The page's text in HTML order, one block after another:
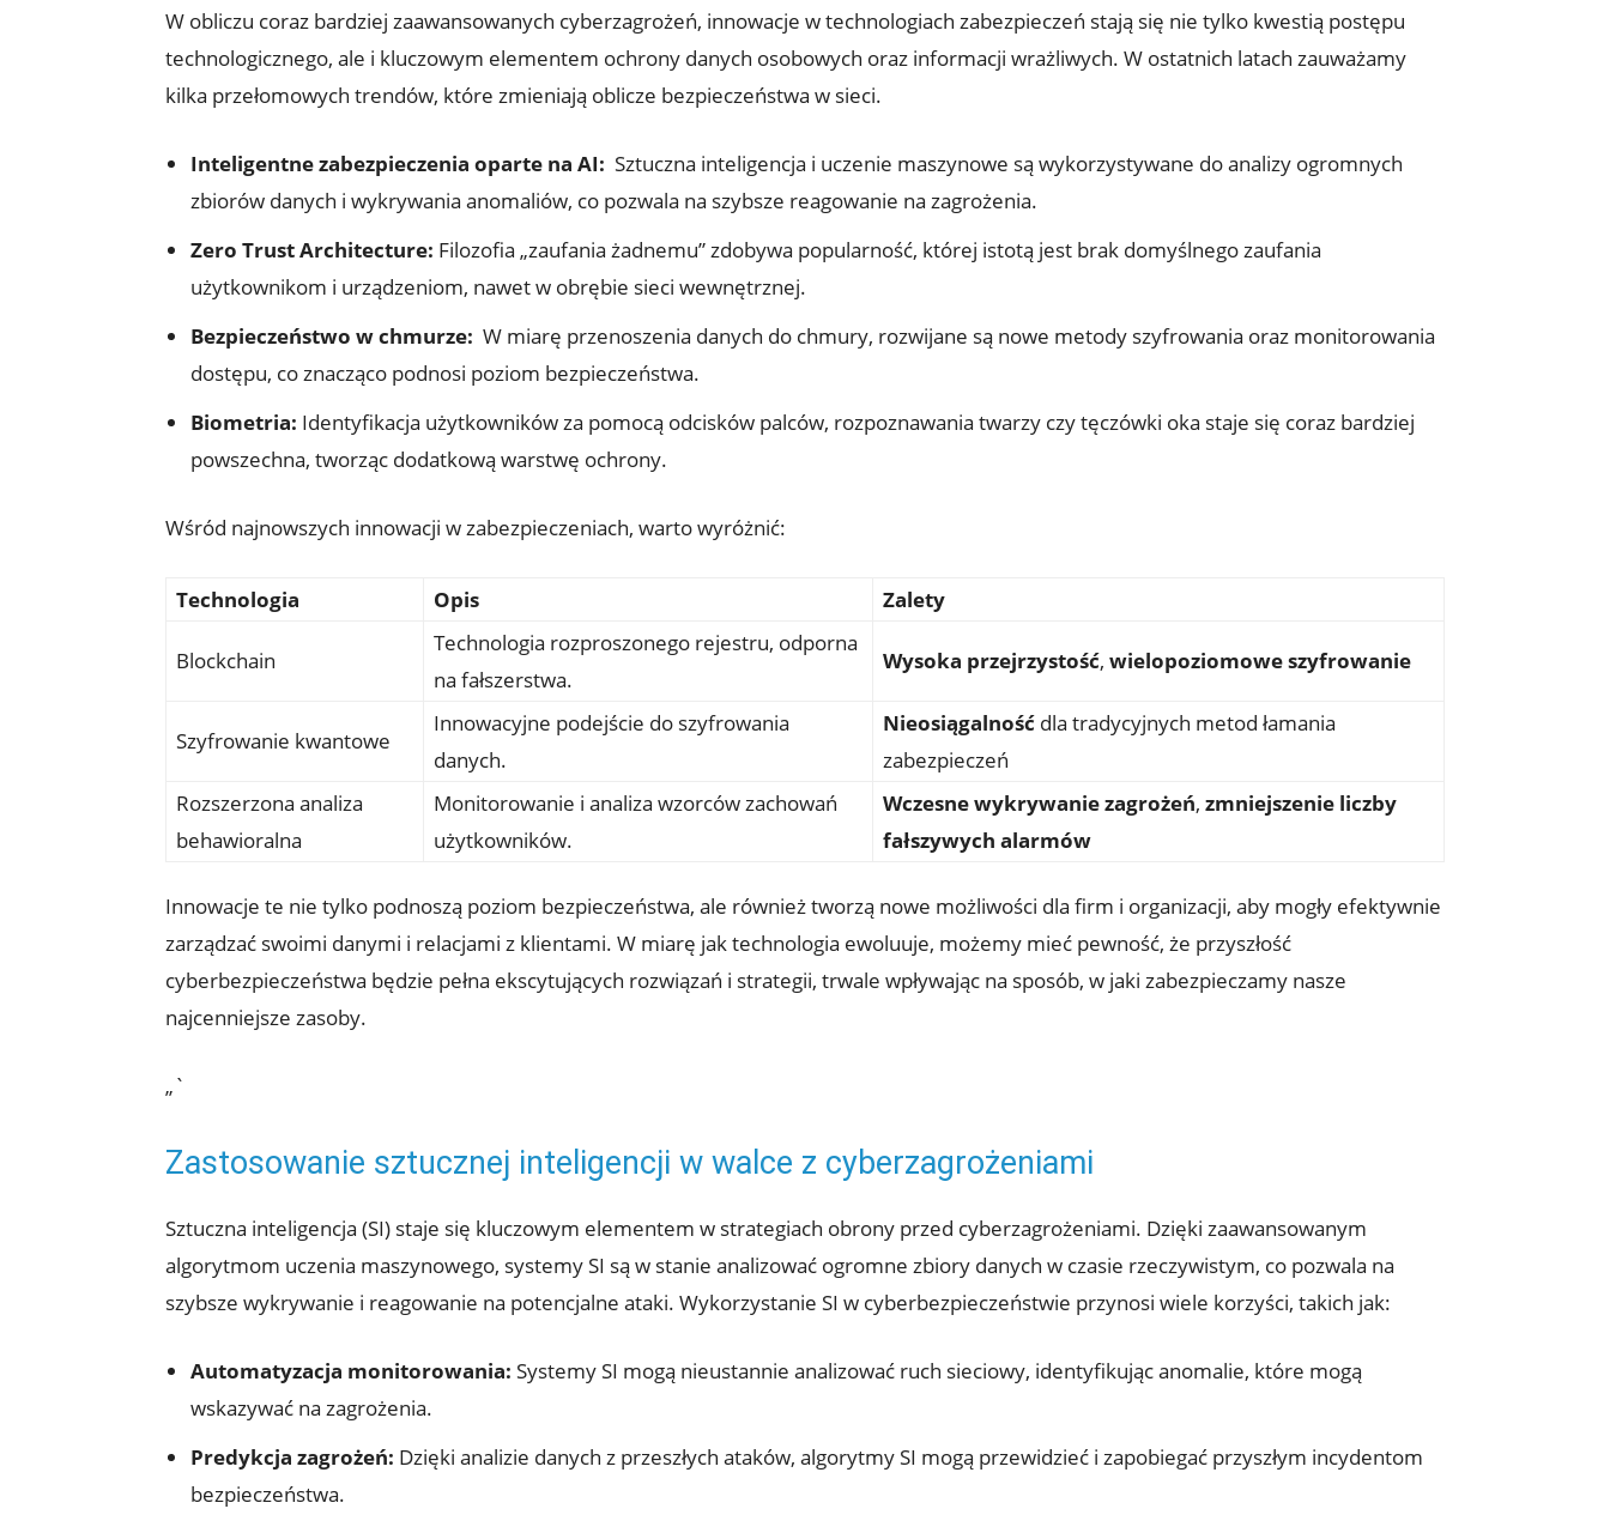
W obliczu coraz ⁣bardziej zaawansowanych cyberzagrożeń, innowacje w technologiach zabezpieczeń stają ‌się nie tylko kwestią postępu
technologicznego, ale i kluczowym elementem‌ ochrony danych⁣ osobowych ⁢oraz informacji‌ wrażliwych. W ostatnich latach ​zauważamy
kilka przełomowych trendów, które ​zmieniają oblicze⁤ bezpieczeństwa w sieci.
Inteligentne zabezpieczenia ⁢oparte na AI: ​ Sztuczna⁤ inteligencja i uczenie maszynowe są wykorzystywane do analizy ​ogromnych
zbiorów danych i wykrywania anomaliów, co‌ pozwala na szybsze reagowanie na zagrożenia.
Zero Trust Architecture: Filozofia „zaufania⁤ żadnemu” zdobywa popularność, której⁤ istotą jest brak domyślnego zaufania
użytkownikom i urządzeniom, ​nawet w obrębie sieci wewnętrznej.
Bezpieczeństwo w chmurze: ‌ W miarę przenoszenia ⁤danych do chmury, rozwijane są nowe metody szyfrowania⁣ oraz ​monitorowania
dostępu, co znacząco podnosi poziom bezpieczeństwa.
Biometria: Identyfikacja użytkowników‍ za pomocą‍ odcisków ‌palców, rozpoznawania⁣ twarzy czy tęczówki oka staje się coraz‌ bardziej
⁢powszechna, tworząc dodatkową warstwę ochrony.
Wśród najnowszych​ innowacji w zabezpieczeniach, warto wyróżnić:
Technologia Opis Zalety
Blockchain
Technologia​ rozproszonego rejestru, odporna
na ‍fałszerstwa.
Wysoka przejrzystość, wielopoziomowe ‌szyfrowanie
Szyfrowanie kwantowe
Innowacyjne podejście do szyfrowania
danych.
Nieosiągalność dla tradycyjnych metod łamania
zabezpieczeń
Rozszerzona analiza
behawioralna
Monitorowanie i analiza wzorców zachowań⁤
użytkowników.
Wczesne wykrywanie zagrożeń, zmniejszenie liczby
fałszywych alarmów
Innowacje te⁤ nie ⁢tylko ⁣podnoszą poziom ‌bezpieczeństwa, ale również⁢ tworzą nowe możliwości dla firm i organizacji, aby mogły efektywnie
zarządzać swoimi danymi i relacjami z klientami. W miarę jak technologia ewoluuje, możemy mieć pewność, ⁢że przyszłość
‍cyberbezpieczeństwa będzie pełna ekscytujących rozwiązań i strategii, trwale​ wpływając na sposób, w ⁢jaki ⁢zabezpieczamy nasze
najcenniejsze zasoby.
„`
Zastosowanie⁣ sztucznej inteligencji w walce‌ z cyberzagrożeniami
Sztuczna inteligencja (SI) staje⁤ się‌ kluczowym elementem w ​strategiach obrony przed cyberzagrożeniami. Dzięki zaawansowanym
‌algorytmom uczenia maszynowego, systemy⁤ SI są w stanie analizować ⁣ogromne zbiory danych w ⁢czasie rzeczywistym, co pozwala na‌
szybsze wykrywanie i reagowanie na potencjalne ataki. Wykorzystanie SI w ‌cyberbezpieczeństwie przynosi wiele korzyści, takich jak:
Automatyzacja monitorowania: Systemy SI mogą nieustannie⁢ analizować ruch ‍sieciowy, identyfikując anomalie, które mogą
wskazywać na zagrożenia.
Predykcja zagrożeń: Dzięki analizie danych ‍z przeszłych ataków, algorytmy SI mogą przewidzieć ⁣i zapobiegać przyszłym incydentom
bezpieczeństwa.